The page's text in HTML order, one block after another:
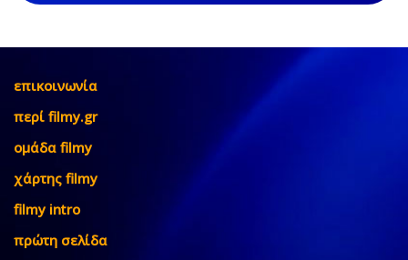
επικοινωνία
περί filmy.gr
ομάδα filmy
χάρτης filmy
filmy intro
πρώτη σελίδα